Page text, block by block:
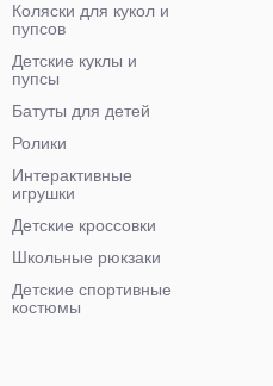
Коляски для кукол и
пупсов
Детские куклы и
пупсы
Батуты для детей
Ролики
Интерактивные
игрушки
Детские кроссовки
Школьные рюкзаки
Детские спортивные
костюмы